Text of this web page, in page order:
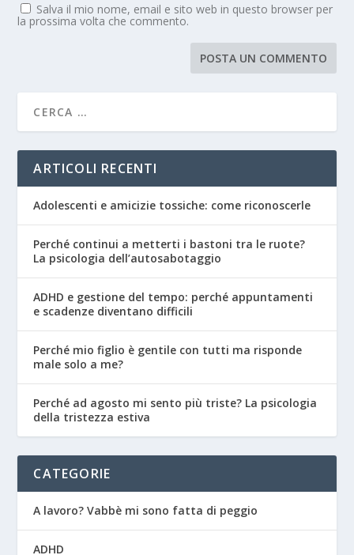
Salva il mio nome, email e sito web in questo browser per
la prossima volta che commento.
ARTICOLI RECENTI
Adolescenti e amicizie tossiche: come riconoscerle
Perché continui a metterti i bastoni tra le ruote?
La psicologia dell’autosabotaggio
ADHD e gestione del tempo: perché appuntamenti
e scadenze diventano difficili
Perché mio figlio è gentile con tutti ma risponde
male solo a me?
Perché ad agosto mi sento più triste? La psicologia
della tristezza estiva
CATEGORIE
A lavoro? Vabbè mi sono fatta di peggio
ADHD